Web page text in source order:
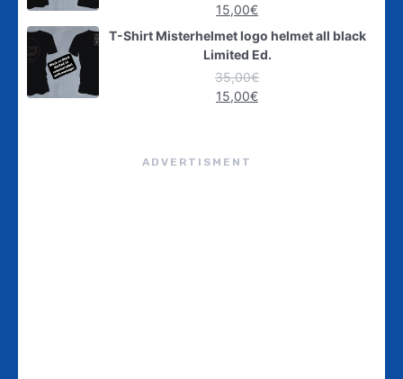
15,00€
T-Shirt Misterhelmet logo helmet all black
Limited Ed.
35,00€
15,00€
ADVERTISMENT